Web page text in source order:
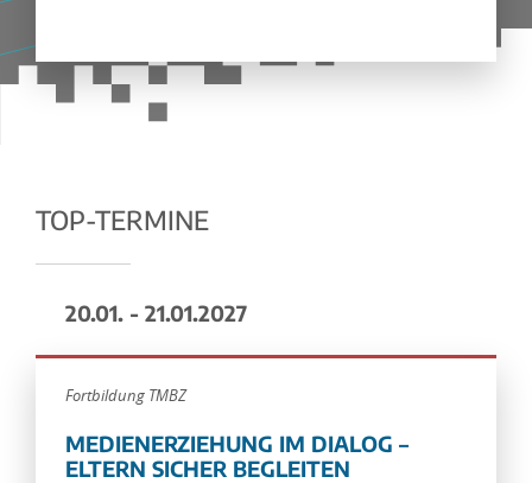
TOP-TERMINE
20.01. - 21.01.2027
Fortbildung TMBZ
MEDIENERZIEHUNG IM DIALOG –
ELTERN SICHER BEGLEITEN